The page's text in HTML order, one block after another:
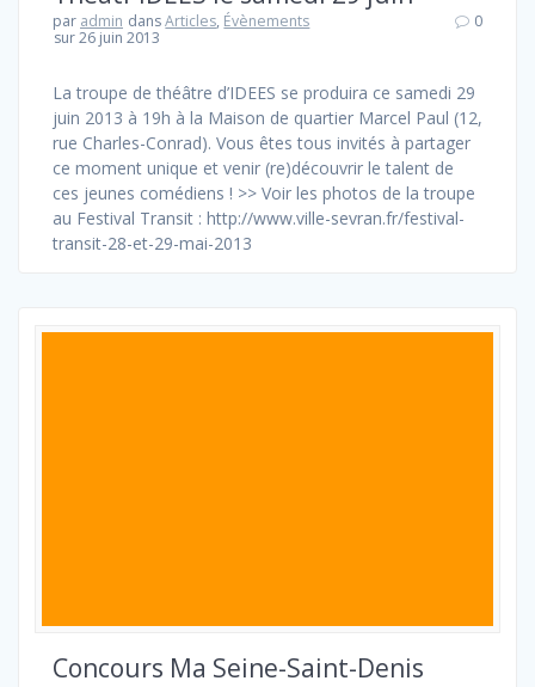
par admin dansArticles, Évènements
sur 26 juin 2013
0
La troupe de théâtre d’IDEES se produira ce samedi 29
juin 2013 à 19h à la Maison de quartier Marcel Paul (12,
rue Charles-Conrad). Vous êtes tous invités à partager
ce moment unique et venir (re)découvrir le talent de
ces jeunes comédiens ! >> Voir les photos de la troupe
au Festival Transit : http://www.ville-sevran.fr/festival-
transit-28-et-29-mai-2013
Concours Ma Seine-Saint-Denis